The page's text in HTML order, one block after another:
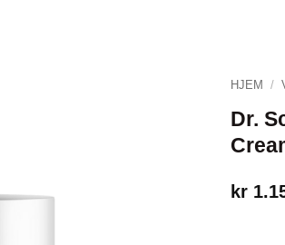
HJEM /
Dr.
kr